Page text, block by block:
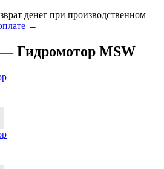
денег при производственном
→
Гидромотор MSW